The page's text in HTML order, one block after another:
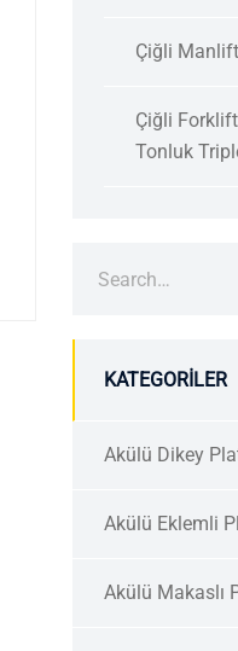
Çiğli
Çiğli
Tonluk
for:
KATEGORILER
Akülü Dikey
Akülü Eklemli
Akülü Makaslı